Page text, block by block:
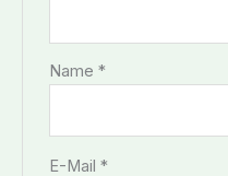
Name*
E-Mail*